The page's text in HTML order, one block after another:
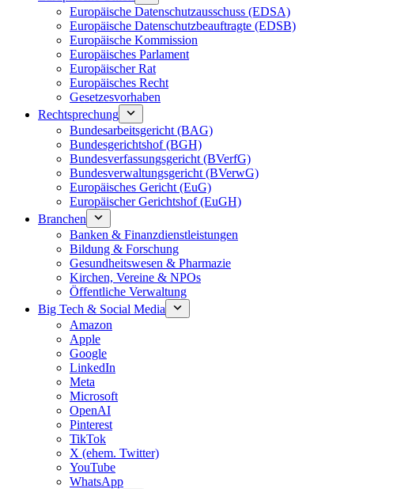
Europäische Datenschutzausschuss (EDSA)
Europäische Datenschutzbeauftragte (EDSB)
Europäische Kommission
Europäisches Parlament
Europäischer Rat
Europäisches Recht
Gesetzesvorhaben
Rechtsprechung
Bundesarbeitsgericht (BAG)
Bundesgerichtshof (BGH)
Bundesverfassungsgericht (BVerfG)
Bundesverwaltungsgericht (BVerwG)
Europäisches Gericht (EuG)
Europäischer Gerichtshof (EuGH)
Branchen
Banken & Finanzdienstleistungen
Bildung & Forschung
Gesundheitswesen & Pharmazie
Kirchen, Vereine & NPOs
Öffentliche Verwaltung
Big Tech & Social Media
Amazon
Apple
Google
LinkedIn
Meta
Microsoft
OpenAI
Pinterest
TikTok
X (ehem. Twitter)
YouTube
WhatsApp